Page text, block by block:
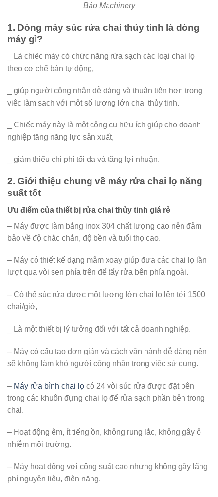
Bảo Machinery
1. Dòng máy súc rửa chai thủy tinh là dòng
máy gì?
_ Là chiếc máy có chức năng rửa sạch các loại chai lọ
theo cơ chế bán tự động,
_ giúp người công nhân dễ dàng và thuận tiện hơn trong
việc làm sạch với một số lượng lớn chai thủy tinh.
_ Chiếc máy này là một công cụ hữu ích giúp cho doanh
nghiệp tăng năng lực sản xuất,
_ giảm thiểu chi phí tối đa và tăng lợi nhuận.
2. Giới thiệu chung về máy rửa chai lọ năng
suất tốt
Ưu điểm của thiết bị rửa chai thủy tinh giá rẻ
– Máy được làm bằng inox 304 chất lượng cao nên đảm
bảo về độ chắc chắn, độ bền và tuổi thọ cao.
– Máy có thiết kế dạng mâm xoay giúp đưa các chai lọ lần
lượt qua vòi sen phía trên để tẩy rửa bên phía ngoài.
– Có thể súc rửa được một lượng lớn chai lọ lên tới 1500
chai/giờ,
_ Là một thiết bị lý tưởng đối với tất cả doanh nghiệp.
– Máy có cấu tạo đơn giản và cách vận hành dễ dàng nên
sẽ không làm khó người công nhân trong việc sử dụng.
– Máy rửa bình chai lọ có 24 vòi súc rửa được đặt bên
trong các khuôn đựng chai lọ để rửa sạch phần bên trong
chai.
– Hoạt động êm, ít tiếng ồn, không rung lắc, không gây ô
nhiễm môi trường.
– Máy hoạt động với công suất cao nhưng không gây lãng
phí nguyên liệu, điện năng.